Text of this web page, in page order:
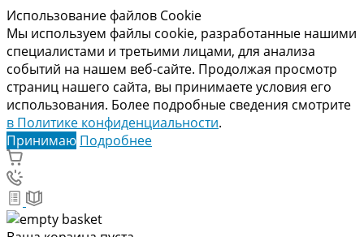
Использование файлов Cookie
Мы используем файлы cookie, разработанные нашими
специалистами и третьими лицами, для анализа
событий на нашем веб-сайте. Продолжая просмотр
страниц нашего сайта, вы принимаете условия его
использования. Более подробные сведения смотрите
в Политике конфиденциальности.
Принимаю Подробнее